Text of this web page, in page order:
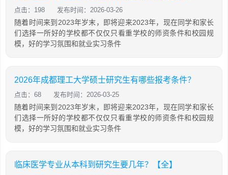
点击：198 发布时间：2026-03-26
随着时间来到2023年岁末，即将迎来2023年，现在同学和家长
们选择一所好的学校都不仅仅只看重学校的师资条件和校园规
模，好的学习氛围和就业实习条件
2026年成都理工大学硕士研究生有哪些报考条件？
点击：68 发布时间：2026-03-25
随着时间来到2023年岁末，即将迎来2023年，现在同学和家长
们选择一所好的学校都不仅仅只看重学校的师资条件和校园规
模，好的学习氛围和就业实习条件
临床医学专业从本科到研究生要几年？【全】